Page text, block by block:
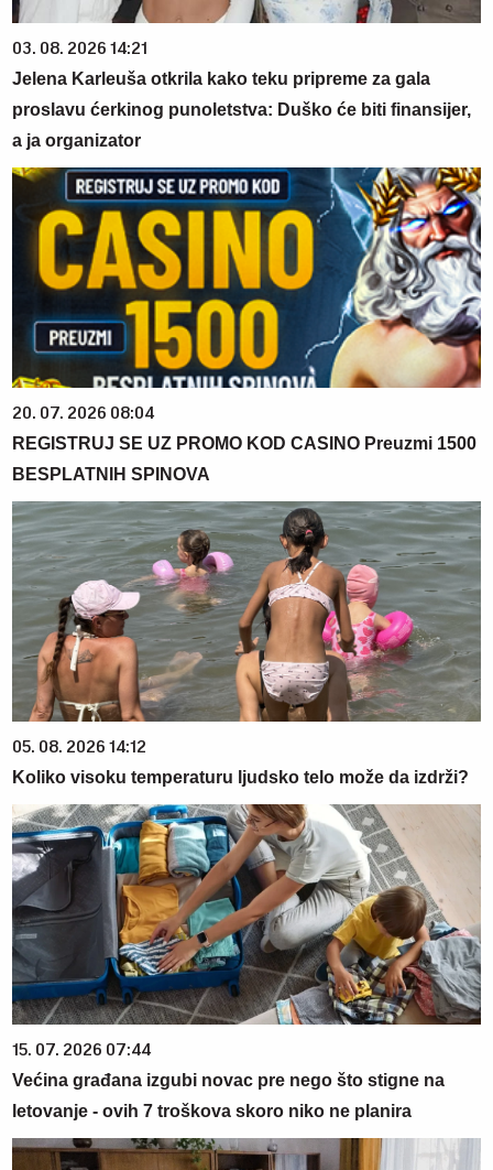
03. 08. 2026 14:21
Jelena Karleuša otkrila kako teku pripreme za gala
proslavu ćerkinog punoletstva: Duško će biti finansijer,
a ja organizator
20. 07. 2026 08:04
REGISTRUJ SE UZ PROMO KOD CASINO Preuzmi 1500
BESPLATNIH SPINOVA
05. 08. 2026 14:12
Koliko visoku temperaturu ljudsko telo može da izdrži?
15. 07. 2026 07:44
Većina građana izgubi novac pre nego što stigne na
letovanje - ovih 7 troškova skoro niko ne planira